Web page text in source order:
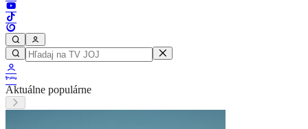
Aktuálne populárne